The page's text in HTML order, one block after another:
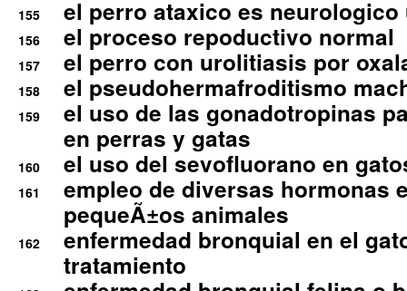
155 el perro ataxico es
156 el proceso repoductivo normal
157 el perro con urolitiasis por
158 el pseudohermafroditismo
159
el uso de las gonadotropinas
en perras y gatas
160 el uso del sevofluorano en
161
empleo de diversas hormonas
pequeÃ±os animales
162
enfermedad bronquial en el
tratamiento